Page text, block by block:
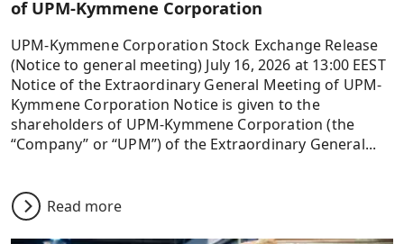
of UPM-Kymmene Corporation
UPM-Kymmene Corporation Stock Exchange Release
(Notice to general meeting) July 16, 2026 at 13:00 EEST
Notice of the Extraordinary General Meeting of UPM-
Kymmene Corporation Notice is given to the
shareholders of UPM-Kymmene Corporation (the
“Company” or “UPM”) of the Extraordinary General...
Read more